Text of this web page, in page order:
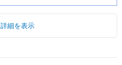
詳細を表示